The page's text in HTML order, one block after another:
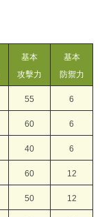
基本
攻擊力
基本
防禦力
55 6
60 6
40 6
60 12
50 12